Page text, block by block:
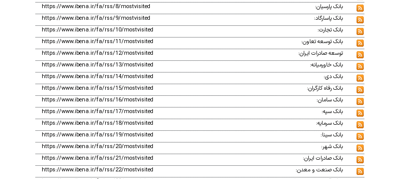
بانک پارسیان:
https://www.ibena.ir/fa/rss/8/mostvisited
بانک پاسارگاد:
https://www.ibena.ir/fa/rss/9/mostvisited
بانک تجارت:
https://www.ibena.ir/fa/rss/10/mostvisited
بانک توسعه تعاون:
https://www.ibena.ir/fa/rss/11/mostvisited
توسعه صادرات ایران:
https://www.ibena.ir/fa/rss/12/mostvisited
بانک خاورمیانه:
https://www.ibena.ir/fa/rss/13/mostvisited
بانک دی:
https://www.ibena.ir/fa/rss/14/mostvisited
بانک رفاه کارگران:
https://www.ibena.ir/fa/rss/15/mostvisited
بانک سامان:
https://www.ibena.ir/fa/rss/16/mostvisited
بانک سپه:
https://www.ibena.ir/fa/rss/17/mostvisited
بانک سرمایه:
https://www.ibena.ir/fa/rss/18/mostvisited
بانک سینا:
https://www.ibena.ir/fa/rss/19/mostvisited
بانک شهر:
https://www.ibena.ir/fa/rss/20/mostvisited
بانک صادرات ایران:
https://www.ibena.ir/fa/rss/21/mostvisited
بانک صنعت و معدن:
https://www.ibena.ir/fa/rss/22/mostvisited